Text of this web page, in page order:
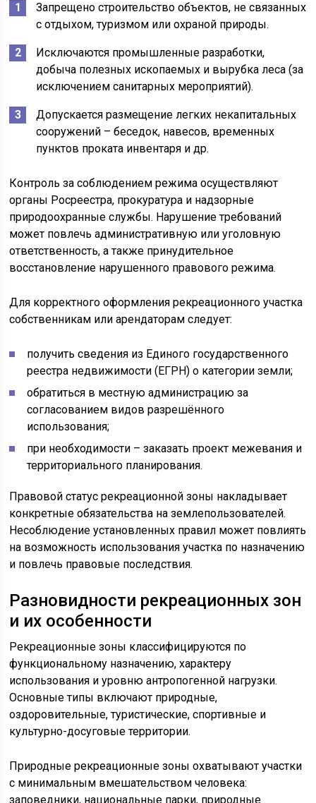
Запрещено строительство объектов, не связанных
с отдыхом, туризмом или охраной природы.
Исключаются промышленные разработки,
добыча полезных ископаемых и вырубка леса (за
исключением санитарных мероприятий).
Допускается размещение легких некапитальных
сооружений – беседок, навесов, временных
пунктов проката инвентаря и др.
Контроль за соблюдением режима осуществляют
органы Росреестра, прокуратура и надзорные
природоохранные службы. Нарушение требований
может повлечь административную или уголовную
ответственность, а также принудительное
восстановление нарушенного правового режима.
Для корректного оформления рекреационного участка
собственникам или арендаторам следует:
получить сведения из Единого государственного
реестра недвижимости (ЕГРН) о категории земли;
обратиться в местную администрацию за
согласованием видов разрешённого
использования;
при необходимости – заказать проект межевания и
территориального планирования.
Правовой статус рекреационной зоны накладывает
конкретные обязательства на землепользователей.
Несоблюдение установленных правил может повлиять
на возможность использования участка по назначению
и повлечь правовые последствия.
Разновидности рекреационных зон
и их особенности
Рекреационные зоны классифицируются по
функциональному назначению, характеру
использования и уровню антропогенной нагрузки.
Основные типы включают природные,
оздоровительные, туристические, спортивные и
культурно-досуговые территории.
Природные рекреационные зоны охватывают участки
с минимальным вмешательством человека:
заповедники, национальные парки, природные